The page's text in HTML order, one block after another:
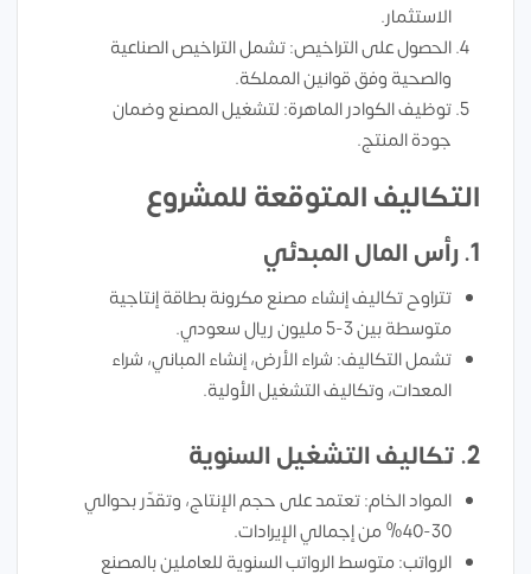
الاستثمار.
الحصول على التراخيص: تشمل التراخيص الصناعية
والصحية وفق قوانين المملكة.
توظيف الكوادر الماهرة: لتشغيل المصنع وضمان
جودة المنتج.
التكاليف المتوقعة للمشروع
1. رأس المال المبدئي
تتراوح تكاليف إنشاء مصنع مكرونة بطاقة إنتاجية
متوسطة بين 3-5 مليون ريال سعودي.
تشمل التكاليف: شراء الأرض، إنشاء المباني، شراء
المعدات، وتكاليف التشغيل الأولية.
2. تكاليف التشغيل السنوية
المواد الخام: تعتمد على حجم الإنتاج، وتقدّر بحوالي
30-40% من إجمالي الإيرادات.
الرواتب: متوسط الرواتب السنوية للعاملين بالمصنع